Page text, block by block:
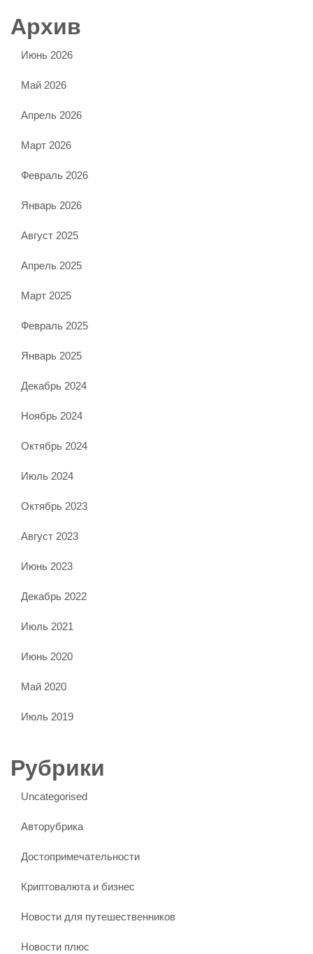
Архив
Июнь 2026
Май 2026
Апрель 2026
Март 2026
Февраль 2026
Январь 2026
Август 2025
Апрель 2025
Март 2025
Февраль 2025
Январь 2025
Декабрь 2024
Ноябрь 2024
Октябрь 2024
Июль 2024
Октябрь 2023
Август 2023
Июнь 2023
Декабрь 2022
Июль 2021
Июнь 2020
Май 2020
Июль 2019
Рубрики
Uncategorised
Авторубрика
Достопримечательности
Криптовалюта и бизнес
Новости для путешественников
Новости плюс